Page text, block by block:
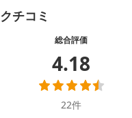
クチコミ
総合評価
4.18
22件